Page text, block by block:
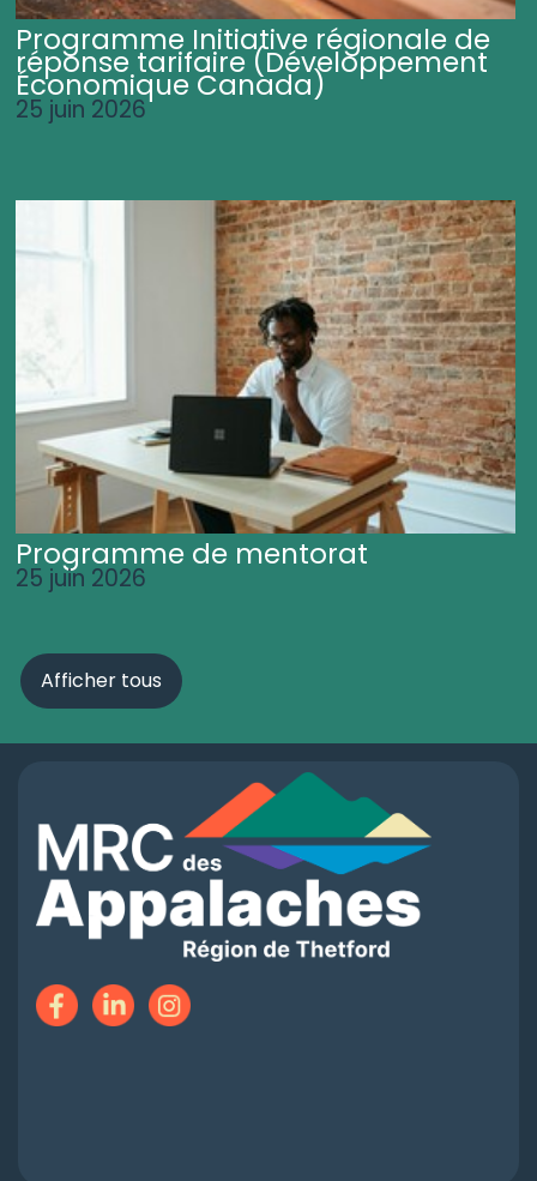
Programme Initiative régionale de
réponse tarifaire (Développement
Économique Canada)
25 juin 2026
Programme de mentorat
25 juin 2026
Afficher tous